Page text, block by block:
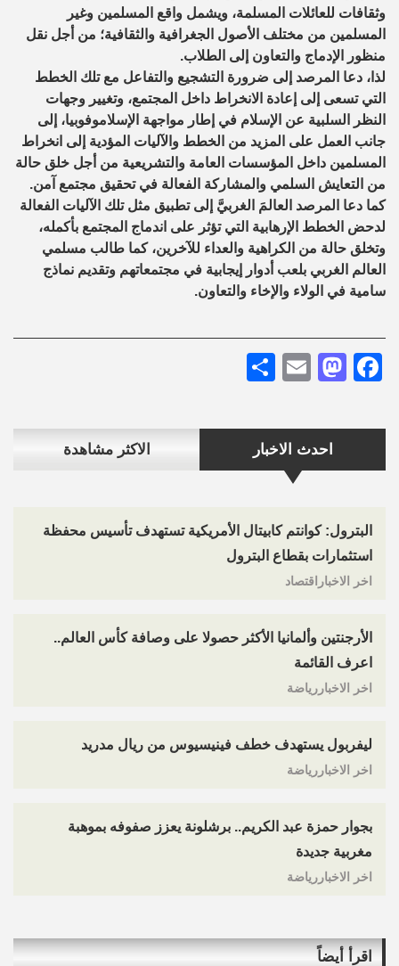
احدث الاخبار الاكثر مشاهدة
البترول: كوانتم كابيتال الأمريكية تستهدف تأسيس محفظة
استثمارات بقطاع البترول
اخر الاخباراقتصاد
الأرجنتين وألمانيا الأكثر حصولا على وصافة كأس العالم..
اعرف القائمة
اخر الاخباررياضة
ليفربول يستهدف خطف فينيسيوس من ريال مدريد
اخر الاخباررياضة
بجوار حمزة عبد الكريم.. برشلونة يعزز صفوفه بموهبة
مغربية جديدة
اخر الاخباررياضة
وثقافات للعائلات المسلمة، ويشمل واقع المسلمين وغير
المسلمين من مختلف الأصول الجغرافية والثقافية؛ من أجل نقل
منظور الإدماج والتعاون إلى الطلاب.
لذا، دعا المرصد إلى ضرورة التشجيع والتفاعل مع تلك الخطط
التي تسعى إلى إعادة الانخراط داخل المجتمع، وتغيير وجهات
النظر السلبية عن الإسلام في إطار مواجهة الإسلاموفوبيا، إلى
جانب العمل على المزيد من الخطط والآليات المؤدية إلى انخراط
المسلمين داخل المؤسسات العامة والتشريعية من أجل خلق حالة
من التعايش السلمي والمشاركة الفعالة في تحقيق مجتمع آمن.
كما دعا المرصد العالمَ الغربيَّ إلى تطبيق مثل تلك الآليات الفعالة
لدحض الخطط الإرهابية التي تؤثر على اندماج المجتمع بأكمله،
وتخلق حالة من الكراهية والعداء للآخرين، كما طالب مسلمي
العالم الغربي بلعب أدوار إيجابية في مجتمعاتهم وتقديم نماذج
سامية في الولاء والإخاء والتعاون.
Facebook
Mastodon
Email
اقرأ أيضاً